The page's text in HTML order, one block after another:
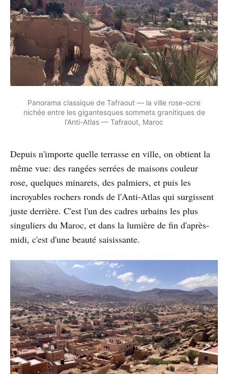
Panorama classique de Tafraout — la ville rose-ocre
nichée entre les gigantesques sommets granitiques de
l'Anti-Atlas — Tafraout, Maroc
Depuis n'importe quelle terrasse en ville, on obtient la
même vue: des rangées serrées de maisons couleur
rose, quelques minarets, des palmiers, et puis les
incroyables rochers ronds de l'Anti-Atlas qui surgissent
juste derrière. C'est l'un des cadres urbains les plus
singuliers du Maroc, et dans la lumière de fin d'après-
midi, c'est d'une beauté saisissante.